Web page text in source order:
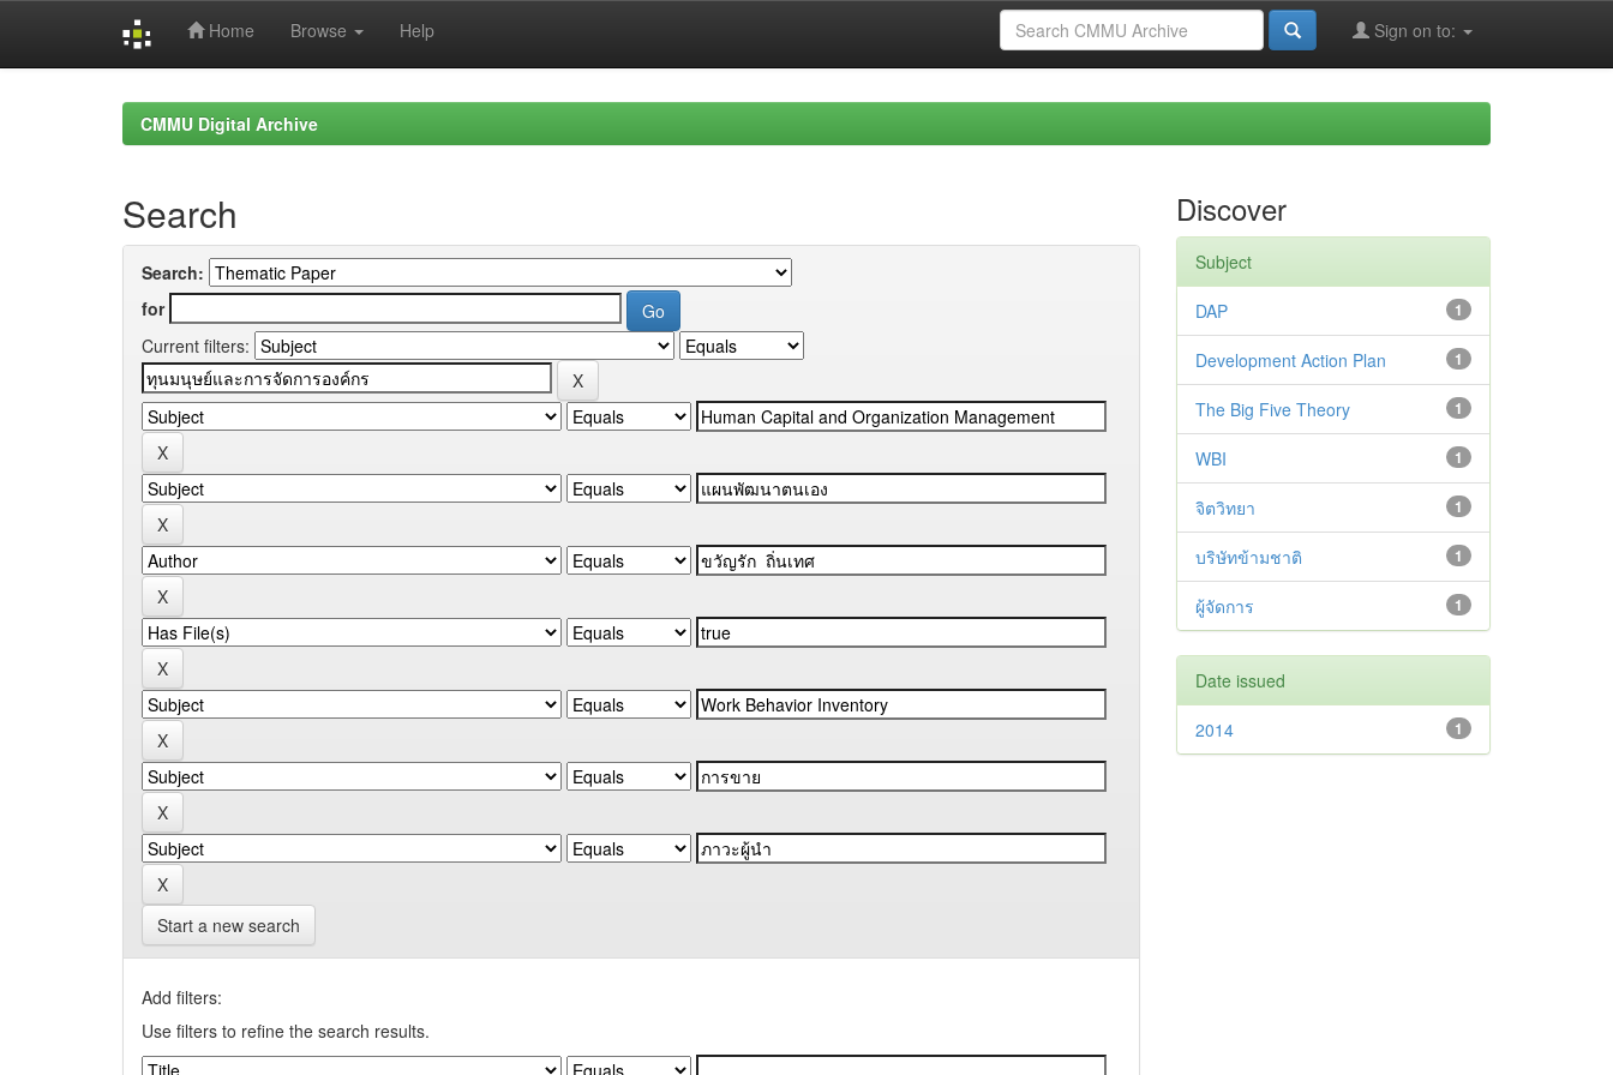
Home Browse Help Sign on to:
CMMU Digital Archive
Search
Search:
for
Current filters:
Start a new search
Add filters:
Use filters to refine the search results.
Discover
Subject
1
DAP
1
Development Action Plan
1
The Big Five Theory
1
WBI
1
จิตวิทยา
1
บริษัทข้ามชาติ
1
ผู้จัดการ
Date issued
1
2014